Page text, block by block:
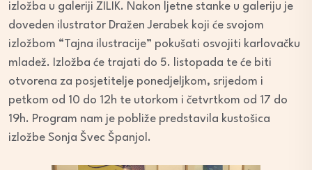
izložba u galeriji ZILIK. Nakon ljetne stanke u galeriju je
doveden ilustrator Dražen Jerabek koji će svojom
izložbom “Tajna ilustracije” pokušati osvojiti karlovačku
mladež. Izložba će trajati do 5. listopada te će biti
otvorena za posjetitelje ponedjeljkom, srijedom i
petkom od 10 do 12h te utorkom i četvrtkom od 17 do
19h. Program nam je pobliže predstavila kustošica
izložbe Sonja Švec Španjol.